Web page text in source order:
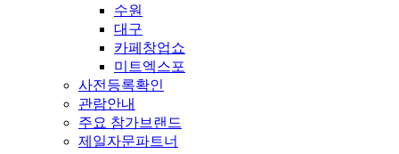
수원
대구
카페창업쇼
미트엑스포
사전등록확인
관람안내
주요 참가브랜드
제일자문파트너